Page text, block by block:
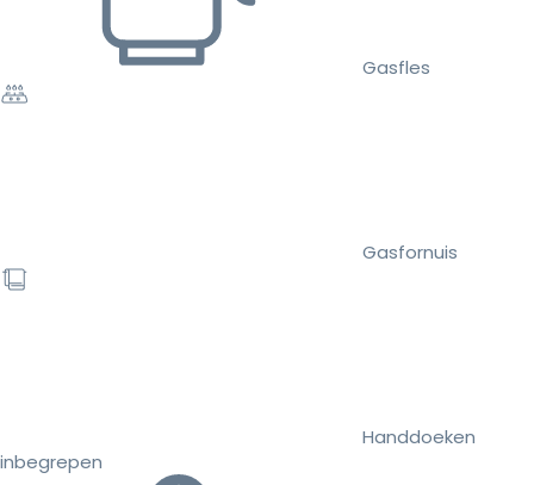
Gasfles
Gasfornuis
Handdoeken
inbegrepen